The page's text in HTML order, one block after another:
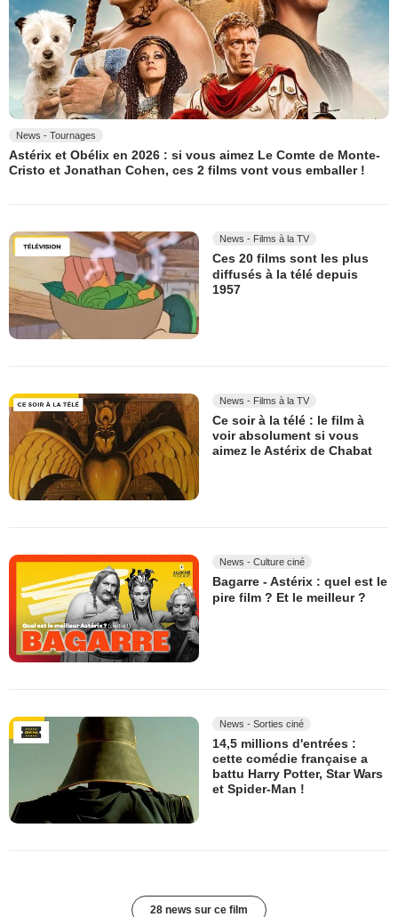
News - Tournages
Astérix et Obélix en 2026 : si vous aimez Le Comte de Monte-
Cristo et Jonathan Cohen, ces 2 films vont vous emballer !
News - Films à la TV
Ces 20 films sont les plus
diffusés à la télé depuis
1957
News - Films à la TV
Ce soir à la télé : le film à
voir absolument si vous
aimez le Astérix de Chabat
News - Culture ciné
Bagarre - Astérix : quel est le
pire film ? Et le meilleur ?
News - Sorties ciné
14,5 millions d'entrées :
cette comédie française a
battu Harry Potter, Star Wars
et Spider-Man !
28 news sur ce film